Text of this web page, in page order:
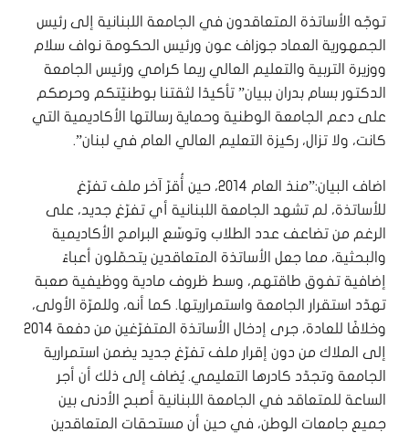
توجّه الأساتذة المتعاقدون في الجامعة اللبنانية إلى رئيس
الجمهورية العماد جوزاف عون ورئيس الحكومة نواف سلام
ووزيرة التربية والتعليم العالي ريما كرامي ورئيس الجامعة
الدكتور بسام بدران ببيان” تأكيدًا لثقتنا بوطنيّتكم وحرصكم
على دعم الجامعة الوطنية وحماية رسالتها الأكاديمية التي
كانت، ولا تزال، ركيزة التعليم العالي العام في لبنان”.
اضاف البيان:”منذ العام 2014، حين أُقرّ آخر ملف تفرّغ
للأساتذة، لم تشهد الجامعة اللبنانية أي تفرّغ جديد، على
الرغم من تضاعف عدد الطلاب وتوسّع البرامج الأكاديمية
والبحثية، مما جعل الأساتذة المتعاقدين يتحمّلون أعباءً
إضافية تفوق طاقتهم، وسط ظروف مادية ووظيفية صعبة
تهدّد استقرار الجامعة واستمراريتها. كما أنه، وللمرّة الأولى،
وخلافًا للعادة، جرى إدخال الأساتذة المتفرّغين من دفعة 2014
إلى الملاك من دون إقرار ملف تفرّغ جديد يضمن استمرارية
الجامعة وتجدّد كادرها التعليمي. يُضاف إلى ذلك أن أجر
الساعة للمتعاقد في الجامعة اللبنانية أصبح الأدنى بين
جميع جامعات الوطن، في حين أن مستحقات المتعاقدين